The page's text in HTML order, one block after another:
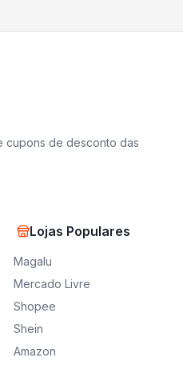
cupons de desconto das
Lojas Populares
Magalu
Mercado Livre
Shopee
Shein
Amazon